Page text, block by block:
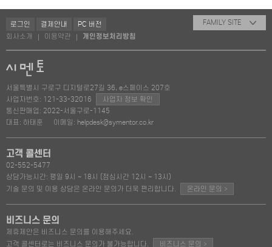
로그인 결제안내
PC 버전
회사소개
이용약관 개인정보처리방침
FAMILY SITE
서울특별시 구로구 디지털로27길 36, e스페이스 207호
사업자번호: 121-33-32016
사업자 정보 확인
통신판매업: 2022-서울구로-1145
대표: 하태훈
이메일: helpdesk@symentor.co.kr
고객 콜센터
02-552-5477
상담가능시간: 평일 9시 ~ 18시 (점심시간 12시 ~ 13시)
기술 문의 및 이용 상담은 온라인 문의가 더욱 편리합니다.
온라인 문의 >
비즈니스 문의
제휴제안은 비즈니스 문의를 이용해주세요.
고객 콜센터로는 비즈니스 문의가 불가능합니다.
비즈니스 문의 >